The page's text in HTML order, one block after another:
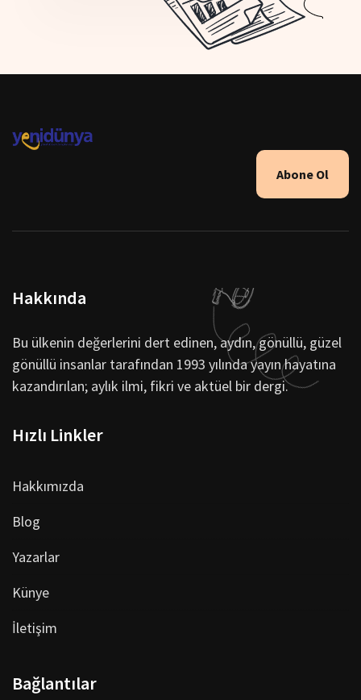
Abone Ol
Hakkında
Bu ülkenin değerlerini dert edinen, aydın, gönüllü, güzel
gönüllü insanlar tarafından 1993 yılında yayın hayatına
kazandırılan; aylık ilmi, fikri ve aktüel bir dergi.
Hızlı Linkler
Hakkımızda
Blog
Yazarlar
Künye
İletişim
Bağlantılar